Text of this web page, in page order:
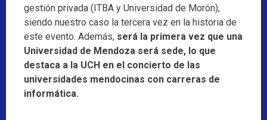
gestión privada (ITBA y Universidad de Morón),
siendo nuestro caso la tercera vez en la historia de
este evento. Además, será la primera vez que una
Universidad de Mendoza será sede, lo que
destaca a la UCH en el concierto de las
universidades mendocinas con carreras de
informática.